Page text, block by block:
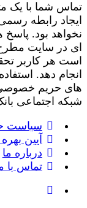
شما با یک
رابطه رسمی و
بود. پاسخ ها
در سایت مطرح می
هر کاربر
دهد.
اجتماعی
سیاست
آیین بهره
درباره ما
تماس با ما